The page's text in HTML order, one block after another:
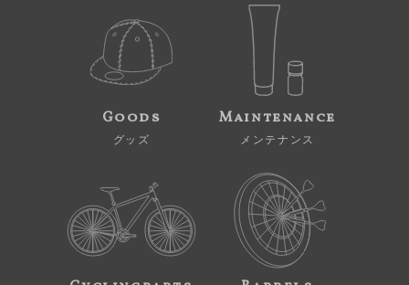
Goods
グッズ
Maintenance
メンテナンス